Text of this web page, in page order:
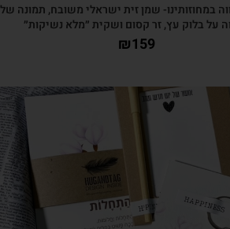
במחוזותינו- שמן זית ישראלי משובח, תמונה של
על בלוק עץ, זר קסום ושקית ״מלא נשיקות״
₪159
צפייה מהירה